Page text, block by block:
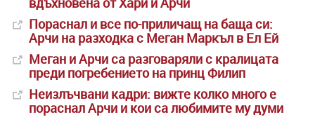
Пораснал и все по-приличащ на баща си:
Арчи на разходка с Меган Маркъл в Ел Ей
Меган и Арчи са разговаряли с кралицата
преди погребението на принц Филип
Неизлъчвани кадри: вижте колко много е
пораснал Арчи и кои са любимите му думи